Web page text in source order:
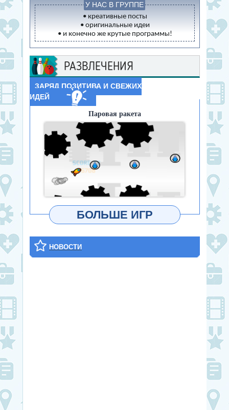
У НАС В ГРУППЕ
• креативные посты
• оригинальные идеи
• и конечно же крутые программы!
РАЗВЛЕЧЕНИЯ
ЗАРЯД ПОЗИТИВА И СВЕЖИХ
ИДЕЙ
Паровая ракета
ИГРАТЬ
БОЛЬШЕ ИГР
НОВОСТИ